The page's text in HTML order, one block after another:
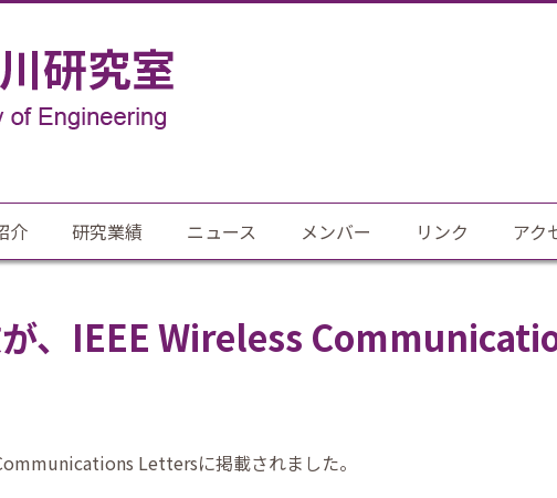
介 研究業績 ニュース メンバー リンク アク
、IEEE Wireless
Lettersに掲載されました。